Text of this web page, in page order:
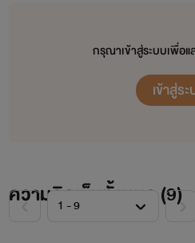
3.ชิงหลิน…เสน่ห์ร้าย คุณหนูตระกูลชิง
6. อี้จี...ฆาตกรรมนางโลม
7. ฮวาหลิง…องค์หญิงทะลุมิติ
กรุณาเข้าสู่ระบบเพื่อ
เข้าสู่ร
ความคิดเห็นทั้งหมด (9)